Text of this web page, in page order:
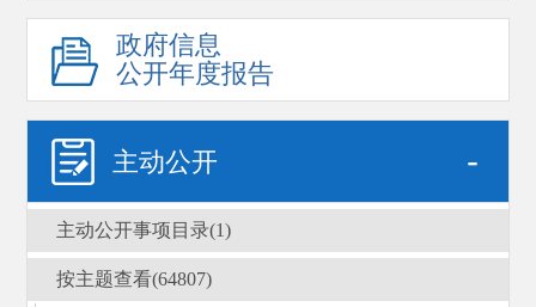
政府信息
公开年度报告
主动公开 -
主动公开事项目录(1)
按主题查看(64807)